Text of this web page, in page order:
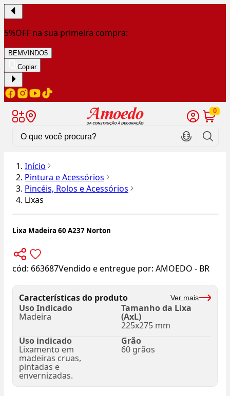
5%OFF na sua primeira compra:
BEMVINDO5
Copiar
0
Início
Pintura e Acessórios
Pincéis, Rolos e Acessórios
Lixas
Lixa Madeira 60 A237 Norton
cód: 663687Vendido e entregue por: AMOEDO - BR
Características do produto Ver mais
Uso Indicado
Madeira
Tamanho da Lixa
(AxL)
225x275 mm
Uso indicado
Lixamento em
madeiras cruas,
pintadas e
envernizadas.
Grão
60 grãos